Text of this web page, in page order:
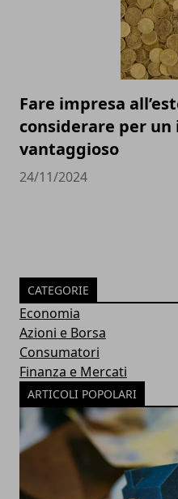
Fare impresa
considerare per
vantaggioso
24/11/2024
CATEGORIE
Economia
Azioni e Borsa
Consumatori
Finanza e Mercati
ARTICOLI POPOLARI